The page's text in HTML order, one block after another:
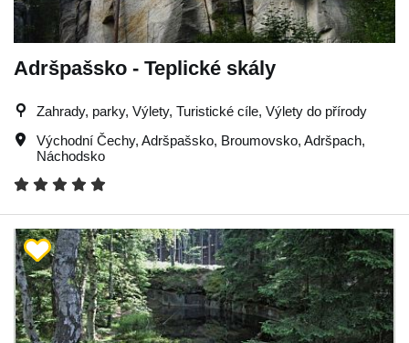
Adršpašsko - Teplické skály
Zahrady, parky, Výlety, Turistické cíle, Výlety do přírody
Východní Čechy, Adršpašsko, Broumovsko, Adršpach,
Náchodsko